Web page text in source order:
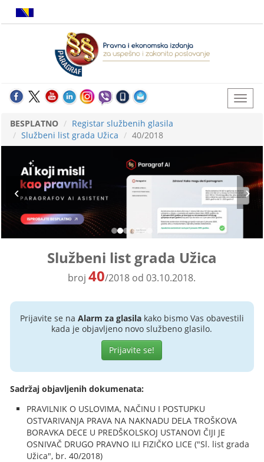
BESPLATNO
Registar službenih glasila
Službeni list grada Užica
40/2018
Službeni list grada Užica
broj40/2018 od 03.10.2018.
Prijavite se na Alarm za glasilakako bismo Vas obavestili
kada je objavljeno novo službeno glasilo.
Prijavite se!
Sadržaj objavljenih dokumenata:
PRAVILNIK O USLOVIMA, NAČINU I POSTUPKU
OSTVARIVANJA PRAVA NA NAKNADU DELA TROŠKOVA
BORAVKA DECE U PREDŠKOLSKOJ USTANOVI ČIJI JE
OSNIVAČ DRUGO PRAVNO ILI FIZIČKO LICE ("Sl. list grada
Užica", br. 40/2018)